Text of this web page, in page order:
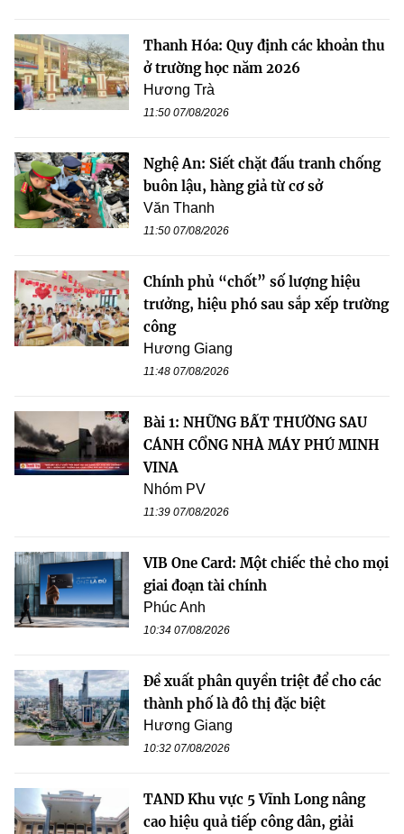
Thanh Hóa: Quy định các khoản thu
ở trường học năm 2026
Hương Trà
11:50 07/08/2026
Nghệ An: Siết chặt đấu tranh chống
buôn lậu, hàng giả từ cơ sở
Văn Thanh
11:50 07/08/2026
Chính phủ “chốt” số lượng hiệu
trưởng, hiệu phó sau sắp xếp trường
công
Hương Giang
11:48 07/08/2026
Bài 1: NHỮNG BẤT THƯỜNG SAU
CÁNH CỔNG NHÀ MÁY PHÚ MINH
VINA
Nhóm PV
11:39 07/08/2026
VIB One Card: Một chiếc thẻ cho mọi
giai đoạn tài chính
Phúc Anh
10:34 07/08/2026
Đề xuất phân quyền triệt để cho các
thành phố là đô thị đặc biệt
Hương Giang
10:32 07/08/2026
TAND Khu vực 5 Vĩnh Long nâng
cao hiệu quả tiếp công dân, giải